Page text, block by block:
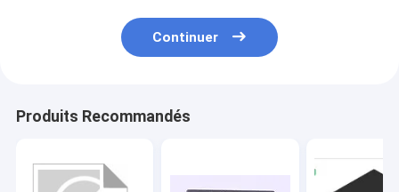
Continuer
Produits Recommandés